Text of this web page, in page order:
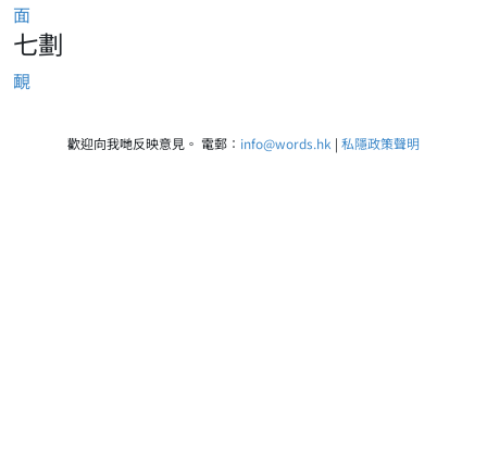
面
七劃
靦
歡迎向我哋反映意見。 電郵： info@words.hk | 私隱政策聲明